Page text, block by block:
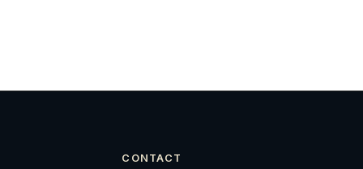
CONTACT